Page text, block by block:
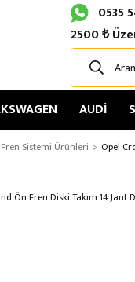
0535
2500 ₺
AUDİ
Fren Sistemi Ürünleri Opel